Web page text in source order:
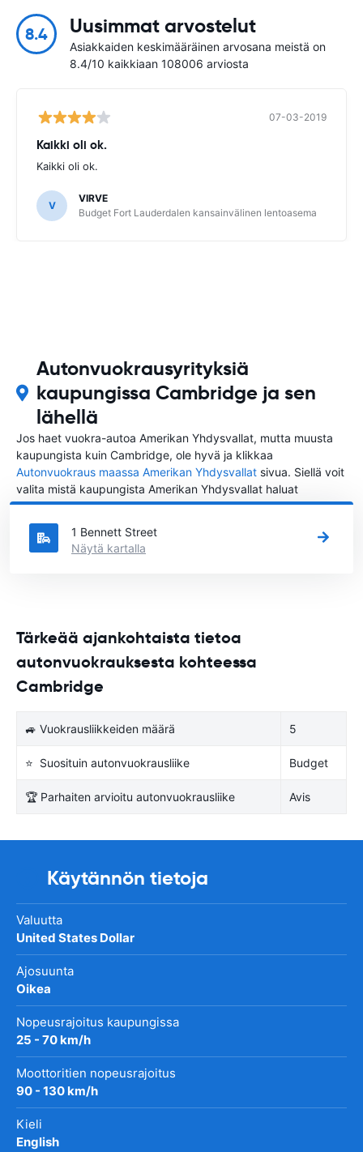
8.4 Uusimmat arvostelut
Asiakkaiden keskimääräinen arvosana meistä on
8.4/10 kaikkiaan 108006 arviosta
07-03-2019
Kaikki oli ok.
Kaikki oli ok.
V
VIRVE
Budget Fort Lauderdalen kansainvälinen lentoasema
Autonvuokrausyrityksiä
kaupungissa Cambridge ja sen
lähellä
Jos haet vuokra-autoa Amerikan Yhdysvallat, mutta muusta
kaupungista kuin Cambridge, ole hyvä ja klikkaa
Autonvuokraus maassa Amerikan Yhdysvallat sivua. Siellä voit
valita mistä kaupungista Amerikan Yhdysvallat haluat
vuokrata auton.
1 Bennett Street
Näytä kartalla
Tärkeää ajankohtaista tietoa
autonvuokrauksesta kohteessa
Cambridge
🚙 Vuokrausliikkeiden määrä 5
⭐ Suosituin autonvuokrausliike Budget
🏆 Parhaiten arvioitu autonvuokrausliike Avis
Käytännön tietoja
Valuutta
United States Dollar
Ajosuunta
Oikea
Nopeusrajoitus kaupungissa
25 - 70 km/h
Moottoritien nopeusrajoitus
90 - 130 km/h
Kieli
English